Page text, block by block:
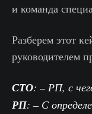
и команда
Разберем этот
руководителем
СТО: – РП, с
РП: – С